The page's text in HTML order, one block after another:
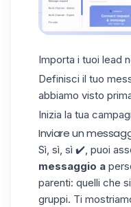
Importa i tuoi lead
Definisci il tuo
abbiamo visto
Inizia la tua
Inviare un
Sì, sì, sì ✔️, puoi
messaggio a
parenti: quelli che
gruppi. Ti